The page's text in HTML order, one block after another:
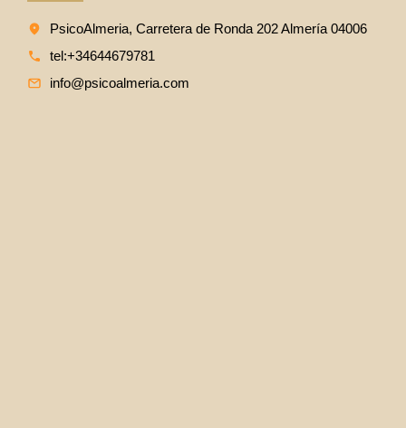
PsicoAlmeria, Carretera de Ronda 202 Almería 04006
tel:+34644679781
info@psicoalmeria.com